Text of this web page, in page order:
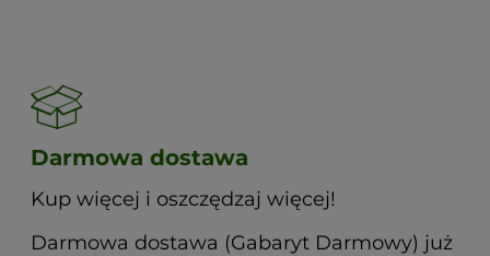
Darmowa dostawa
Kup więcej i oszczędzaj więcej!
Darmowa dostawa (Gabaryt Darmowy) już